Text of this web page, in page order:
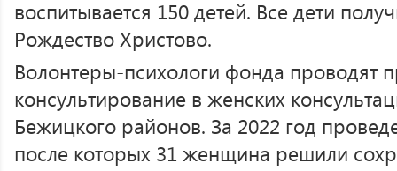
воспитывается 150 детей. Все дети
Рождество Христово.
Волонтеры-психологи фонда проводят
консультирование в женских
Бежицкого районов. За 2022 год
после которых 31 женщина решили